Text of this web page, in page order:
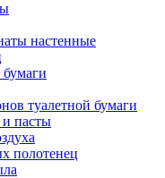
настенные
туалетной бумаги
пасты
полотенец